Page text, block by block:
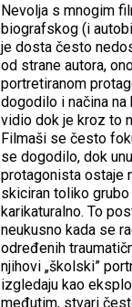
Nevolja s mnogim
biografskog (i
je dosta često
od strane autora,
portretiranom
dogodilo i načina
vidio dok je kroz to
Filmaši se često
se dogodilo, dok
protagonista ostaje
skiciran toliko
karikaturalno. To
neukusno kada se
određenih
njihovi „školski”
izgledaju kao
međutim, stvari